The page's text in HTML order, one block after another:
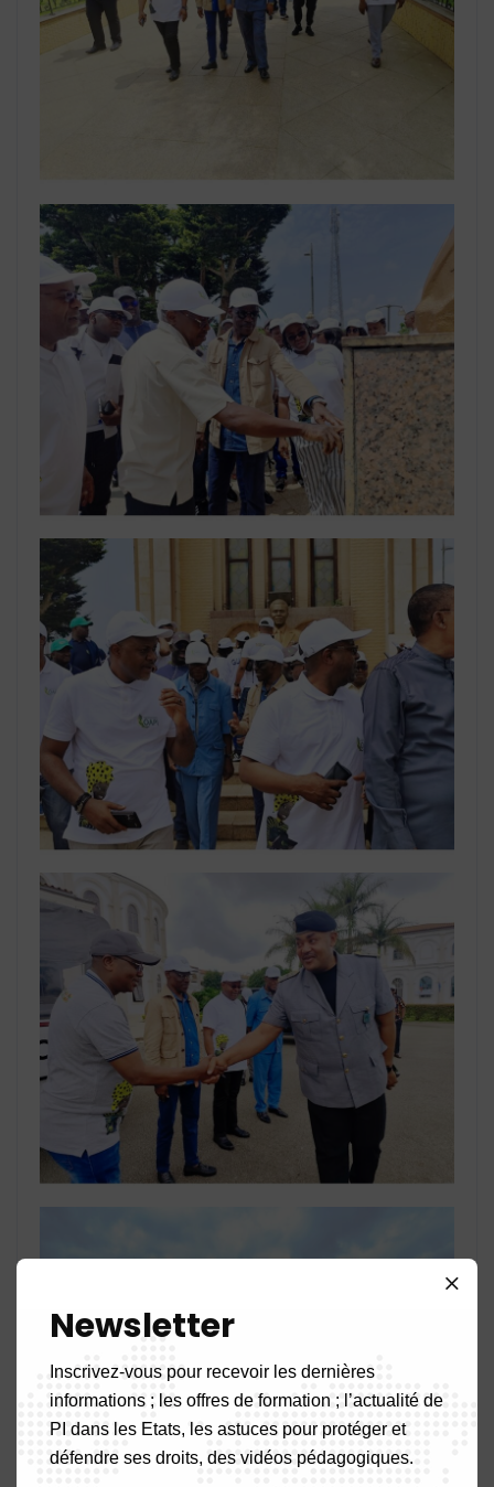
Newsletter
Inscrivez-vous pour recevoir les dernières
informations ; les offres de formation ; l’actualité de
PI dans les Etats, les astuces pour protéger et
défendre ses droits, des vidéos pédagogiques.